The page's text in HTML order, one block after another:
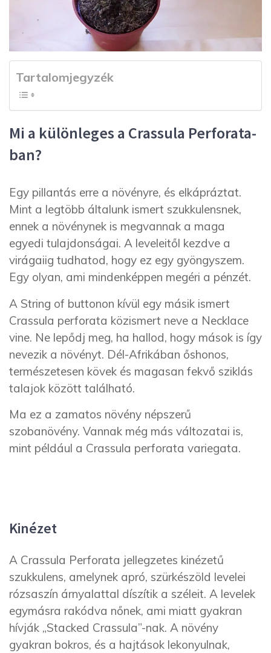
Tartalomjegyzék
Mi a különleges a Crassula Perforata-
ban?
Egy pillantás erre a növényre, és elkápráztat.
Mint a legtöbb általunk ismert szukkulensnek,
ennek a növénynek is megvannak a maga
egyedi tulajdonságai. A leveleitől kezdve a
virágaiig tudhatod, hogy ez egy gyöngyszem.
Egy olyan, ami mindenképpen megéri a pénzét.
A String of buttonon kívül egy másik ismert
Crassula perforata közismert neve a Necklace
vine. Ne lepődj meg, ha hallod, hogy mások is így
nevezik a növényt. Dél-Afrikában őshonos,
természetesen kövek és magasan fekvő sziklás
talajok között található.
Ma ez a zamatos növény népszerű
szobanövény. Vannak még más változatai is,
mint például a Crassula perforata variegata.
Kinézet
A Crassula Perforata jellegzetes kinézetű
szukkulens, amelynek apró, szürkészöld levelei
rózsaszín árnyalattal díszítik a széleit. A levelek
egymásra rakódva nőnek, ami miatt gyakran
hívják „Stacked Crassula”-nak. A növény
gyakran bokros, és a hajtások lekonyulnak,